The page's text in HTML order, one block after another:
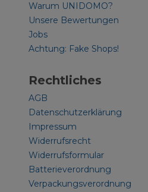
Warum UNIDOMO?
Unsere Bewertungen
Jobs
Achtung: Fake Shops!
Rechtliches
AGB
Datenschutzerklärung
Impressum
Widerrufsrecht
Widerrufsformular
Batterieverordnung
Verpackungsverordnung